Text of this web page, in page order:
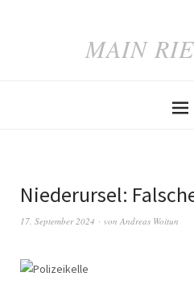
MAIN
Niederursel:
17. September 2024 von Andreas Woitun